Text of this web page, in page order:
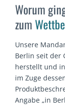
Worum
zum
Unsere
Berlin seit der
herstellt und
im Zuge
Angabe „in